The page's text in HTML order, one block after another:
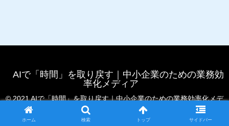
AIで「時間」を取り戻す｜中小企業のための業務効
率化メディア
© 2021 AIで「時間」を取り戻す｜中小企業のための業務効率化メデ
ホーム 検索 トップ サイドバー